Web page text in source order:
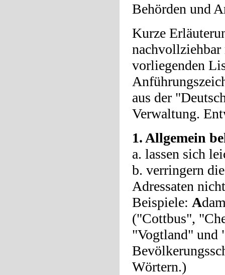
Behörden und
Kurze
nachvollziehbar
vorliegenden
aus der
Verwaltung.
1. Allgemein
a. lassen sich
b. verringern
Adressaten
Beispiele: A
("Cottbus",
"Vogtland" und
Wörtern.)